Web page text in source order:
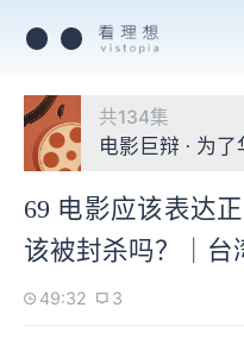
共134集
电影巨辩 · 为
69 电影应该表达
该被封杀吗？｜台
49:32 3